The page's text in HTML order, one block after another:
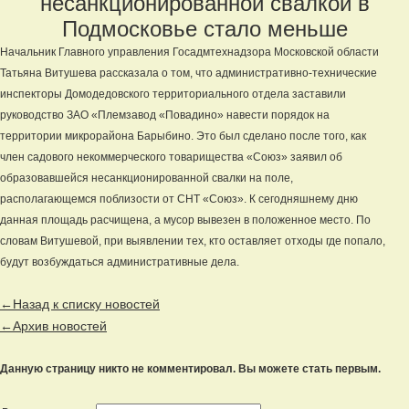
Подмосковье стало меньше
Начальник Главного управления Госадмтехнадзора Московской области
Татьяна Витушева рассказала о том, что административно-технические
инспекторы Домодедовского территориального отдела заставили
руководство ЗАО «Племзавод «Повадино» навести порядок на
территории микрорайона Барыбино. Это был сделано после того, как
член садового некоммерческого товарищества «Союз» заявил об
образовавшейся несанкционированной свалки на поле,
располагающемся поблизости от СНТ «Союз». К сегодняшнему дню
данная площадь расчищена, а мусор вывезен в положенное место. По
словам Витушевой, при выявлении тех, кто оставляет отходы где попало,
будут возбуждаться административные дела.
←Назад к списку новостей
←Архив новостей
Данную страницу никто не комментировал. Вы можете стать первым.